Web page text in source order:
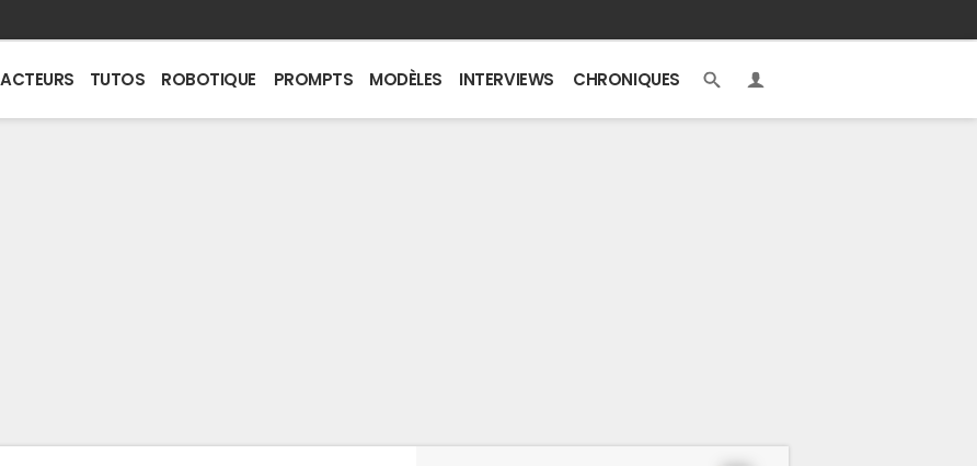
ACTEURS TUTOS ROBOTIQUE PROMPTS MODÈLES INTERVIEWS CHRONIQUES